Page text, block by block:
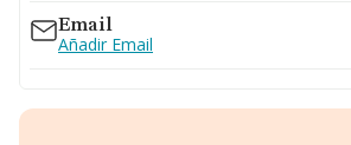
Email
Añadir Email